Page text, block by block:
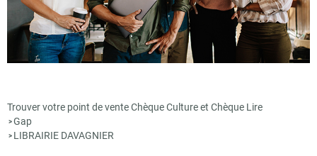
Trouver votre point de vente Chèque Culture et Chèque Lire
>Gap
> LIBRAIRIE DAVAGNIER